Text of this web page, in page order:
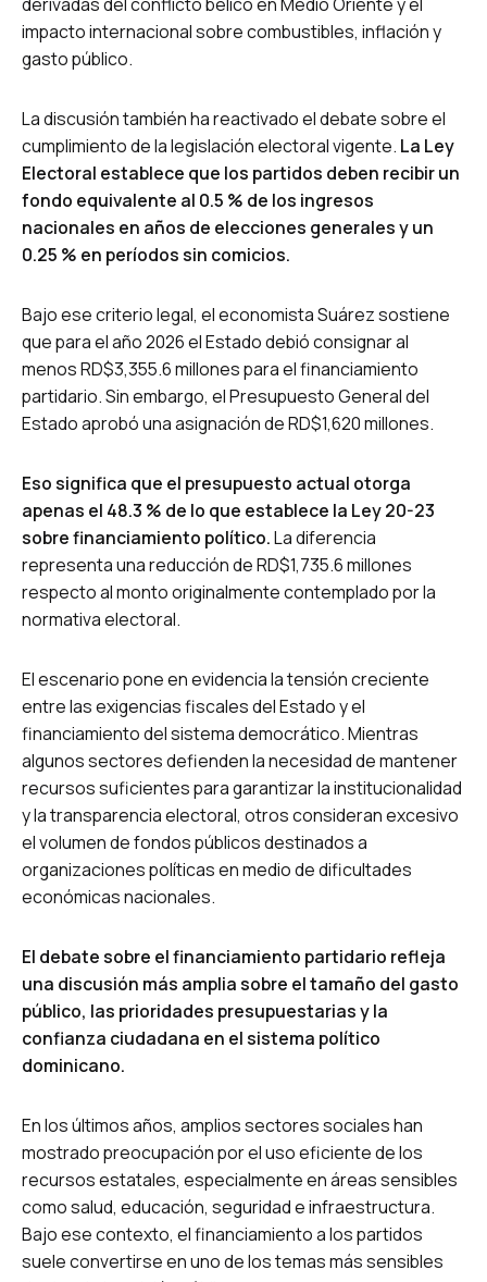
impacto internacional sobre combustibles, inflación y
gasto público.
La discusión también ha reactivado el debate sobre el
cumplimiento de la legislación electoral vigente. La Ley
Electoral establece que los partidos deben recibir un
fondo equivalente al 0.5 % de los ingresos
nacionales en años de elecciones generales y un
0.25 % en períodos sin comicios.
Bajo ese criterio legal, el economista Suárez sostiene
que para el año 2026 el Estado debió consignar al
menos RD$3,355.6 millones para el financiamiento
partidario. Sin embargo, el Presupuesto General del
Estado aprobó una asignación de RD$1,620 millones.
Eso significa que el presupuesto actual otorga
apenas el 48.3 % de lo que establece la Ley 20-23
sobre financiamiento político.La diferencia
representa una reducción de RD$1,735.6 millones
respecto al monto originalmente contemplado por la
normativa electoral.
El escenario pone en evidencia la tensión creciente
entre las exigencias fiscales del Estado y el
financiamiento del sistema democrático. Mientras
algunos sectores defienden la necesidad de mantener
recursos suficientes para garantizar la institucionalidad
y la transparencia electoral, otros consideran excesivo
el volumen de fondos públicos destinados a
organizaciones políticas en medio de dificultades
económicas nacionales.
El debate sobre el financiamiento partidario refleja
una discusión más amplia sobre el tamaño del gasto
público, las prioridades presupuestarias y la
confianza ciudadana en el sistema político
dominicano.
En los últimos años, amplios sectores sociales han
mostrado preocupación por el uso eficiente de los
recursos estatales, especialmente en áreas sensibles
como salud, educación, seguridad e infraestructura.
Bajo ese contexto, el financiamiento a los partidos
suele convertirse en uno de los temas más sensibles